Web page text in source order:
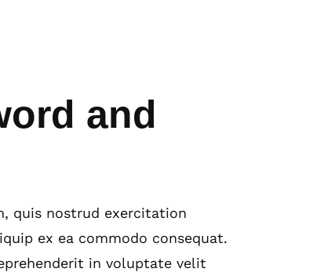
and
quis nostrud exercitation
ex ea commodo consequat.
in voluptate velit